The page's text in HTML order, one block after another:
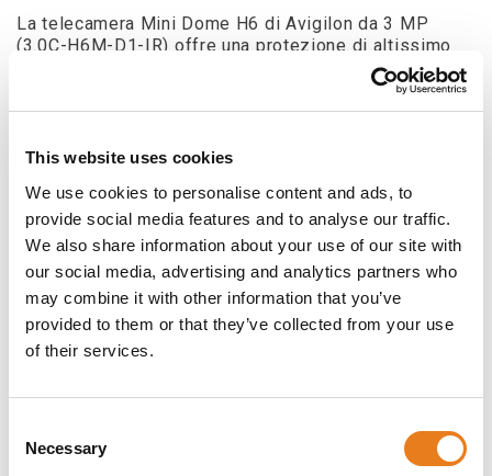
This website uses cookies
We use cookies to personalise content and ads, to
provide social media features and to analyse our traffic.
We also share information about your use of our site with
our social media, advertising and analytics partners who
may combine it with other information that you’ve
provided to them or that they’ve collected from your use
of their services.
Selection
Necessary
La telecamera Mini Dome H6 di Avigilon da 3 MP
(3.0C-H6M-D1-IR) offre una protezione di altissimo
livello per gli spazi interni grazie alle immagini ad alta
risoluzione, un ampio campo visivo e una gestione
efficiente della larghezza di banda, il tutto con un
soluzione ideale per negozi, esercizi commerciali,
richiedono una telecamera di piccole dimensioni e a
ottica fissa che ne rispetti l'estetica.
Chiedi informazioni
Descrizione Dettagli del prodotto Download
La telecamera Mini Dome H6 di Avigilon da 3
altissimo livello per gli spazi interni grazie alle
immagini ad alta risoluzione, un ampio campo